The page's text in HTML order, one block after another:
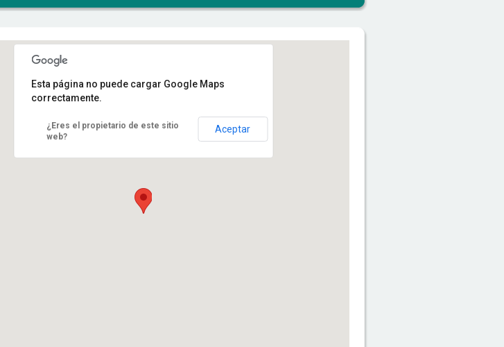
Esta página no puede cargar Google Maps
correctamente.
¿Eres el propietario de este sitio
web?
Aceptar